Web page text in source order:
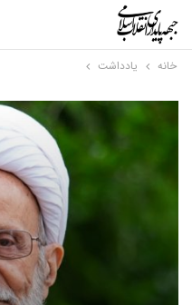
خانه یادداشت